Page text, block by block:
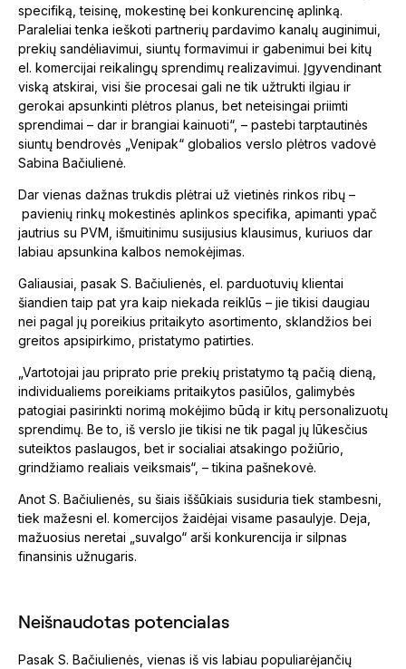
specifiką, teisinę, mokestinę bei konkurencinę aplinką.
Paraleliai tenka ieškoti partnerių pardavimo kanalų auginimui,
prekių sandėliavimui, siuntų formavimui ir gabenimui bei kitų
el. komercijai reikalingų sprendimų realizavimui. Įgyvendinant
viską atskirai, visi šie procesai gali ne tik užtrukti ilgiau ir
gerokai apsunkinti plėtros planus, bet neteisingai priimti
sprendimai – dar ir brangiai kainuoti“, – pastebi tarptautinės
siuntų bendrovės „Venipak“ globalios verslo plėtros vadovė
Sabina Bačiulienė.
Dar vienas dažnas trukdis plėtrai už vietinės rinkos ribų –
pavienių rinkų mokestinės aplinkos specifika, apimanti ypač
jautrius su PVM, išmuitinimu susijusius klausimus, kuriuos dar
labiau apsunkina kalbos nemokėjimas.
Galiausiai, pasak S. Bačiulienės, el. parduotuvių klientai
šiandien taip pat yra kaip niekada reiklūs – jie tikisi daugiau
nei pagal jų poreikius pritaikyto asortimento, sklandžios bei
greitos apsipirkimo, pristatymo patirties.
„Vartotojai jau priprato prie prekių pristatymo tą pačią dieną,
individualiems poreikiams pritaikytos pasiūlos, galimybės
patogiai pasirinkti norimą mokėjimo būdą ir kitų personalizuotų
sprendimų. Be to, iš verslo jie tikisi ne tik pagal jų lūkesčius
suteiktos paslaugos, bet ir socialiai atsakingo požiūrio,
grindžiamo realiais veiksmais“, – tikina pašnekovė.
Anot S. Bačiulienės, su šiais iššūkiais susiduria tiek stambesni,
tiek mažesni el. komercijos žaidėjai visame pasaulyje. Deja,
mažuosius neretai „suvalgo“ arši konkurencija ir silpnas
finansinis užnugaris.
Neišnaudotas potencialas
Pasak S. Bačiulienės, vienas iš vis labiau populiarėjančių